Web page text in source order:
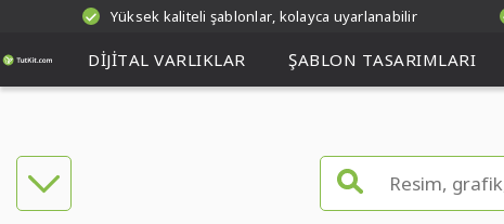
Yüksek kaliteli şablonlar, kolayca uyarlanabilir
DIJITAL VARLIKLAR ŞABLON TASARIMLARI